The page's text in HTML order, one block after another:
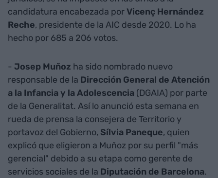
candidatura encabezada por Vicenç Hernández
Reche, presidente de la AIC desde 2020. Lo ha
hecho por 685 a 206 votos.
- Josep Muñoz ha sido nombrado nuevo
responsable de la Dirección General de Atención
a la Infancia y la Adolescencia (DGAIA) por parte
de la Generalitat. Así lo anunció esta semana en
rueda de prensa la consejera de Territorio y
portavoz del Gobierno, Sílvia Paneque, quien
explicó que eligieron a Muñoz por su perfil "más
gerencial" debido a su etapa como gerente de
servicios sociales de la Diputación de Barcelona.